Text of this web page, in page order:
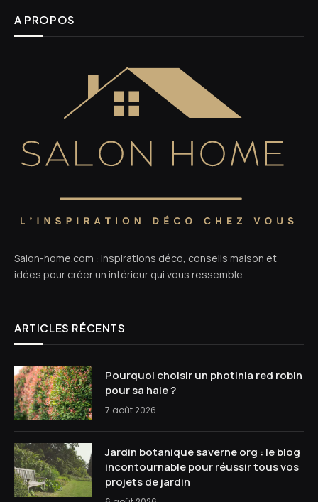
A PROPOS
Salon-home.com : inspirations déco, conseils maison et
idées pour créer un intérieur qui vous ressemble.
ARTICLES RÉCENTS
Pourquoi choisir un photinia red robin
pour sa haie ?
7 août 2026
Jardin botanique saverne org : le blog
incontournable pour réussir tous vos
projets de jardin